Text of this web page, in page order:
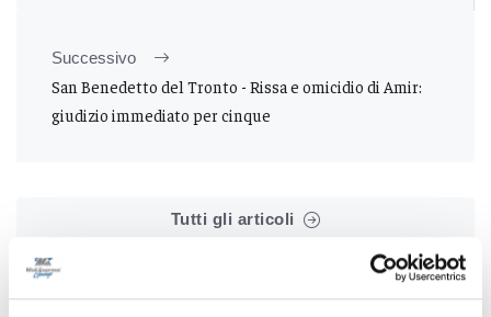
Successivo
San Benedetto del Tronto - Rissa e omicidio di Amir:
giudizio immediato per cinque
Tutti gli articoli